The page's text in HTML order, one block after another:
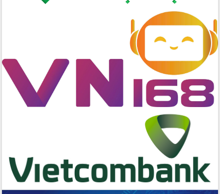
biểu HĐND tỉnh Đắk Lắk, nhiệm kỳ
2026-2031
Phát động hai phong trào thi đua quan
trọng trong kỷ nguyên mới
Hội nghị lần thứ tư Ban Chỉ đạo công
cao kết quả Chiến dịch Quang Trung
tại Đắk Lắk
Hội nghị Ban Chấp hành Đảng bộ tỉnh
Đắk Lắk lần thứ 2 (mở rộng)